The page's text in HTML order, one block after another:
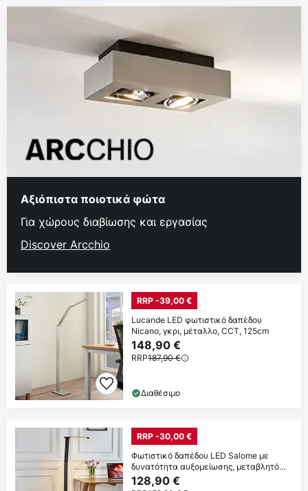
Αξιόπιστα ποιοτικά φώτα
Για χώρους διαβίωσης και εργασίας
Discover Arcchio
RRP -39,00 €
Lucande LED φωτιστικό δαπέδου
Nicano, γκρι, μέταλλο, CCT, 125cm
148,90 €
RRP187,90 €
Διαθέσιμο
RRP -30,00 €
Φωτιστικό δαπέδου LED Salome με
δυνατότητα αυξομείωσης, μεταβλητό
χρώμα
128,90 €